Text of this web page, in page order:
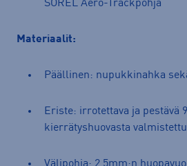
SOREL Aero-Trackpohja
Materiaalit:
Päällinen: nupukkinahka
Eriste: irrotettava ja pestävä
kierrätyshuovasta